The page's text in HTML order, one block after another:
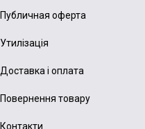
Публичная оферта
Утилізація
Доставка і оплата
Повернення товару
Контакти